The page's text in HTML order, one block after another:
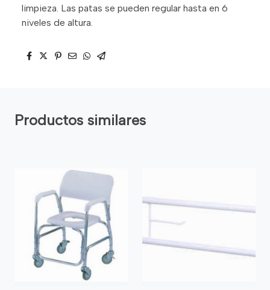
limpieza. Las patas se pueden regular hasta en 6
niveles de altura.
Productos similares